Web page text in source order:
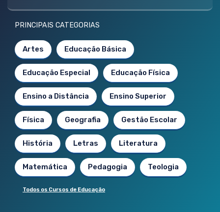
PRINCIPAIS CATEGORIAS
Artes Educação Básica
Educação Especial Educação Física
Ensino a Distância Ensino Superior
Física Geografia Gestão Escolar
História Letras Literatura
Matemática Pedagogia Teologia
Todos os Cursos de Educação